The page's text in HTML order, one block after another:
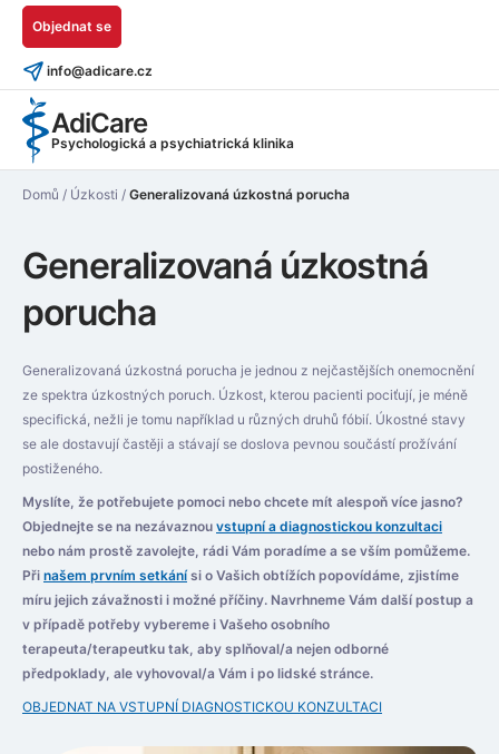
AdiCare
Psychologická a psychiatrická klinika
Objednat se
info@adicare.cz
Domů / Úzkosti / Generalizovaná úzkostná porucha
Generalizovaná úzkostná
porucha
Generalizovaná úzkostná porucha je jednou z nejčastějších onemocnění
ze spektra úzkostných poruch. Úzkost, kterou pacienti pociťují, je méně
specifická, nežli je tomu například u různých druhů fóbií. Úkostné stavy
se ale dostavují častěji a stávají se doslova pevnou součástí prožívání
postiženého.
Myslíte, že potřebujete pomoci nebo chcete mít alespoň více jasno?
Objednejte se na nezávaznou vstupní a diagnostickou konzultaci
nebo nám prostě zavolejte, rádi Vám poradíme a se vším pomůžeme.
Při našem prvním setkánísi o Vašich obtížích popovídáme, zjistíme
míru jejich závažnosti i možné příčiny. Navrhneme Vám další postup a
v případě potřeby vybereme i Vašeho osobního
terapeuta/terapeutku tak, aby splňoval/a nejen odborné
předpoklady, ale vyhovoval/a Vám i po lidské stránce.
OBJEDNAT NA VSTUPNÍ DIAGNOSTICKOU KONZULTACI